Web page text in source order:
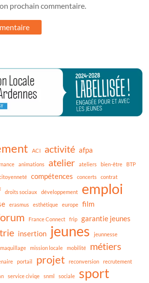
prochain commentaire.
ACI activité afpa
animations atelier ateliers bien-être BTP
compétences concerts contrat
droits sociaux développement emploi
erasmus esthétique europe film
France Connect frip garantie jeunes
insertion jeunes jeunnesse
maquillage mission locale mobilité métiers
portail projet reconversion recrutement
service civiqe snml sociale sport